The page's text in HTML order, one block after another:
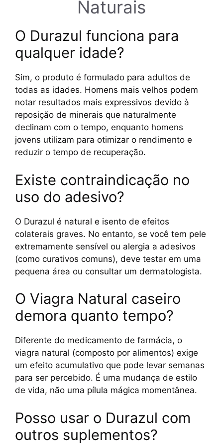
Naturais
O Durazul funciona para
qualquer idade?
Sim, o produto é formulado para adultos de
todas as idades. Homens mais velhos podem
notar resultados mais expressivos devido à
reposição de minerais que naturalmente
declinam com o tempo, enquanto homens
jovens utilizam para otimizar o rendimento e
reduzir o tempo de recuperação.
Existe contraindicação no
uso do adesivo?
O Durazul é natural e isento de efeitos
colaterais graves. No entanto, se você tem pele
extremamente sensível ou alergia a adesivos
(como curativos comuns), deve testar em uma
pequena área ou consultar um dermatologista.
O Viagra Natural caseiro
demora quanto tempo?
Diferente do medicamento de farmácia, o
viagra natural (composto por alimentos) exige
um efeito acumulativo que pode levar semanas
para ser percebido. É uma mudança de estilo
de vida, não uma pílula mágica momentânea.
Posso usar o Durazul com
outros suplementos?